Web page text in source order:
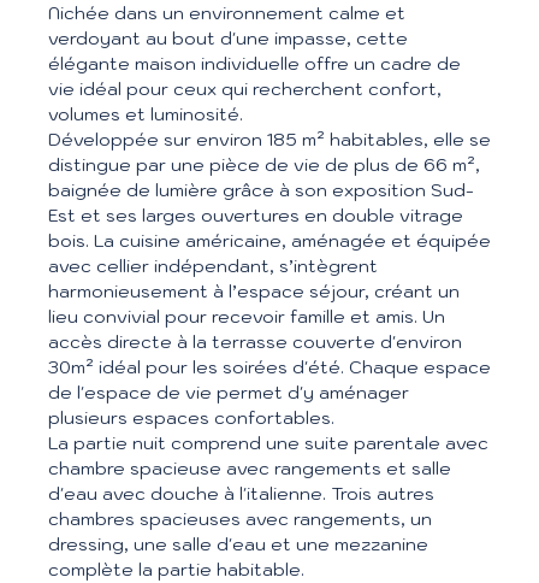
Nichée dans un environnement calme et
verdoyant au bout d'une impasse, cette
élégante maison individuelle offre un cadre de
vie idéal pour ceux qui recherchent confort,
volumes et luminosité.
Développée sur environ 185 m² habitables, elle se
distingue par une pièce de vie de plus de 66 m²,
baignée de lumière grâce à son exposition Sud-
Est et ses larges ouvertures en double vitrage
bois. La cuisine américaine, aménagée et équipée
avec cellier indépendant, s’intègrent
harmonieusement à l’espace séjour, créant un
lieu convivial pour recevoir famille et amis. Un
accès directe à la terrasse couverte d'environ
30m² idéal pour les soirées d'été. Chaque espace
de l'espace de vie permet d'y aménager
plusieurs espaces confortables.
La partie nuit comprend une suite parentale avec
chambre spacieuse avec rangements et salle
d'eau avec douche à l'italienne. Trois autres
chambres spacieuses avec rangements, un
dressing, une salle d'eau et une mezzanine
complète la partie habitable.